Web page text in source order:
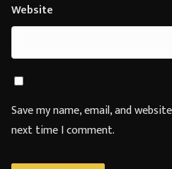
Website
Save my name, email, and
next time I comment.